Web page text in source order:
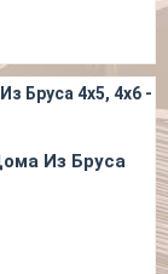
Из Бруса